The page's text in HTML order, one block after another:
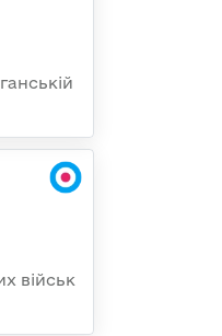
військ